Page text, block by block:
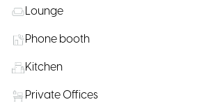
Lounge
Phone booth
Kitchen
Private Offices